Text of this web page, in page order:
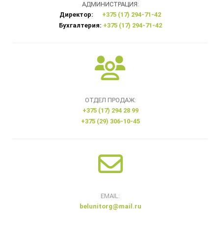
АДМИНИСТРАЦИЯ:
Директор: +375 (17) 294-71-42
Бухгалтерия: +375 (17) 294-71-42
ОТДЕЛ ПРОДАЖ:
+375 (17) 294 28 99
+375 (29) 306-10-45
EMAIL:
belunitorg@mail.ru